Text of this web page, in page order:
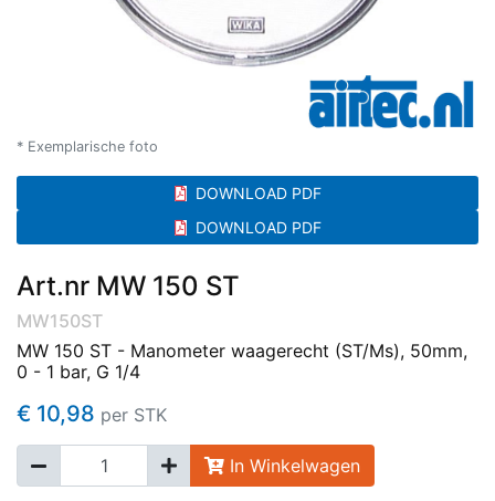
* Exemplarische foto
DOWNLOAD PDF
DOWNLOAD PDF
Art.nr MW 150 ST
MW150ST
MW 150 ST - Manometer waagerecht (ST/Ms), 50mm,
0 - 1 bar, G 1/4
€ 10,98 per STK
In Winkelwagen